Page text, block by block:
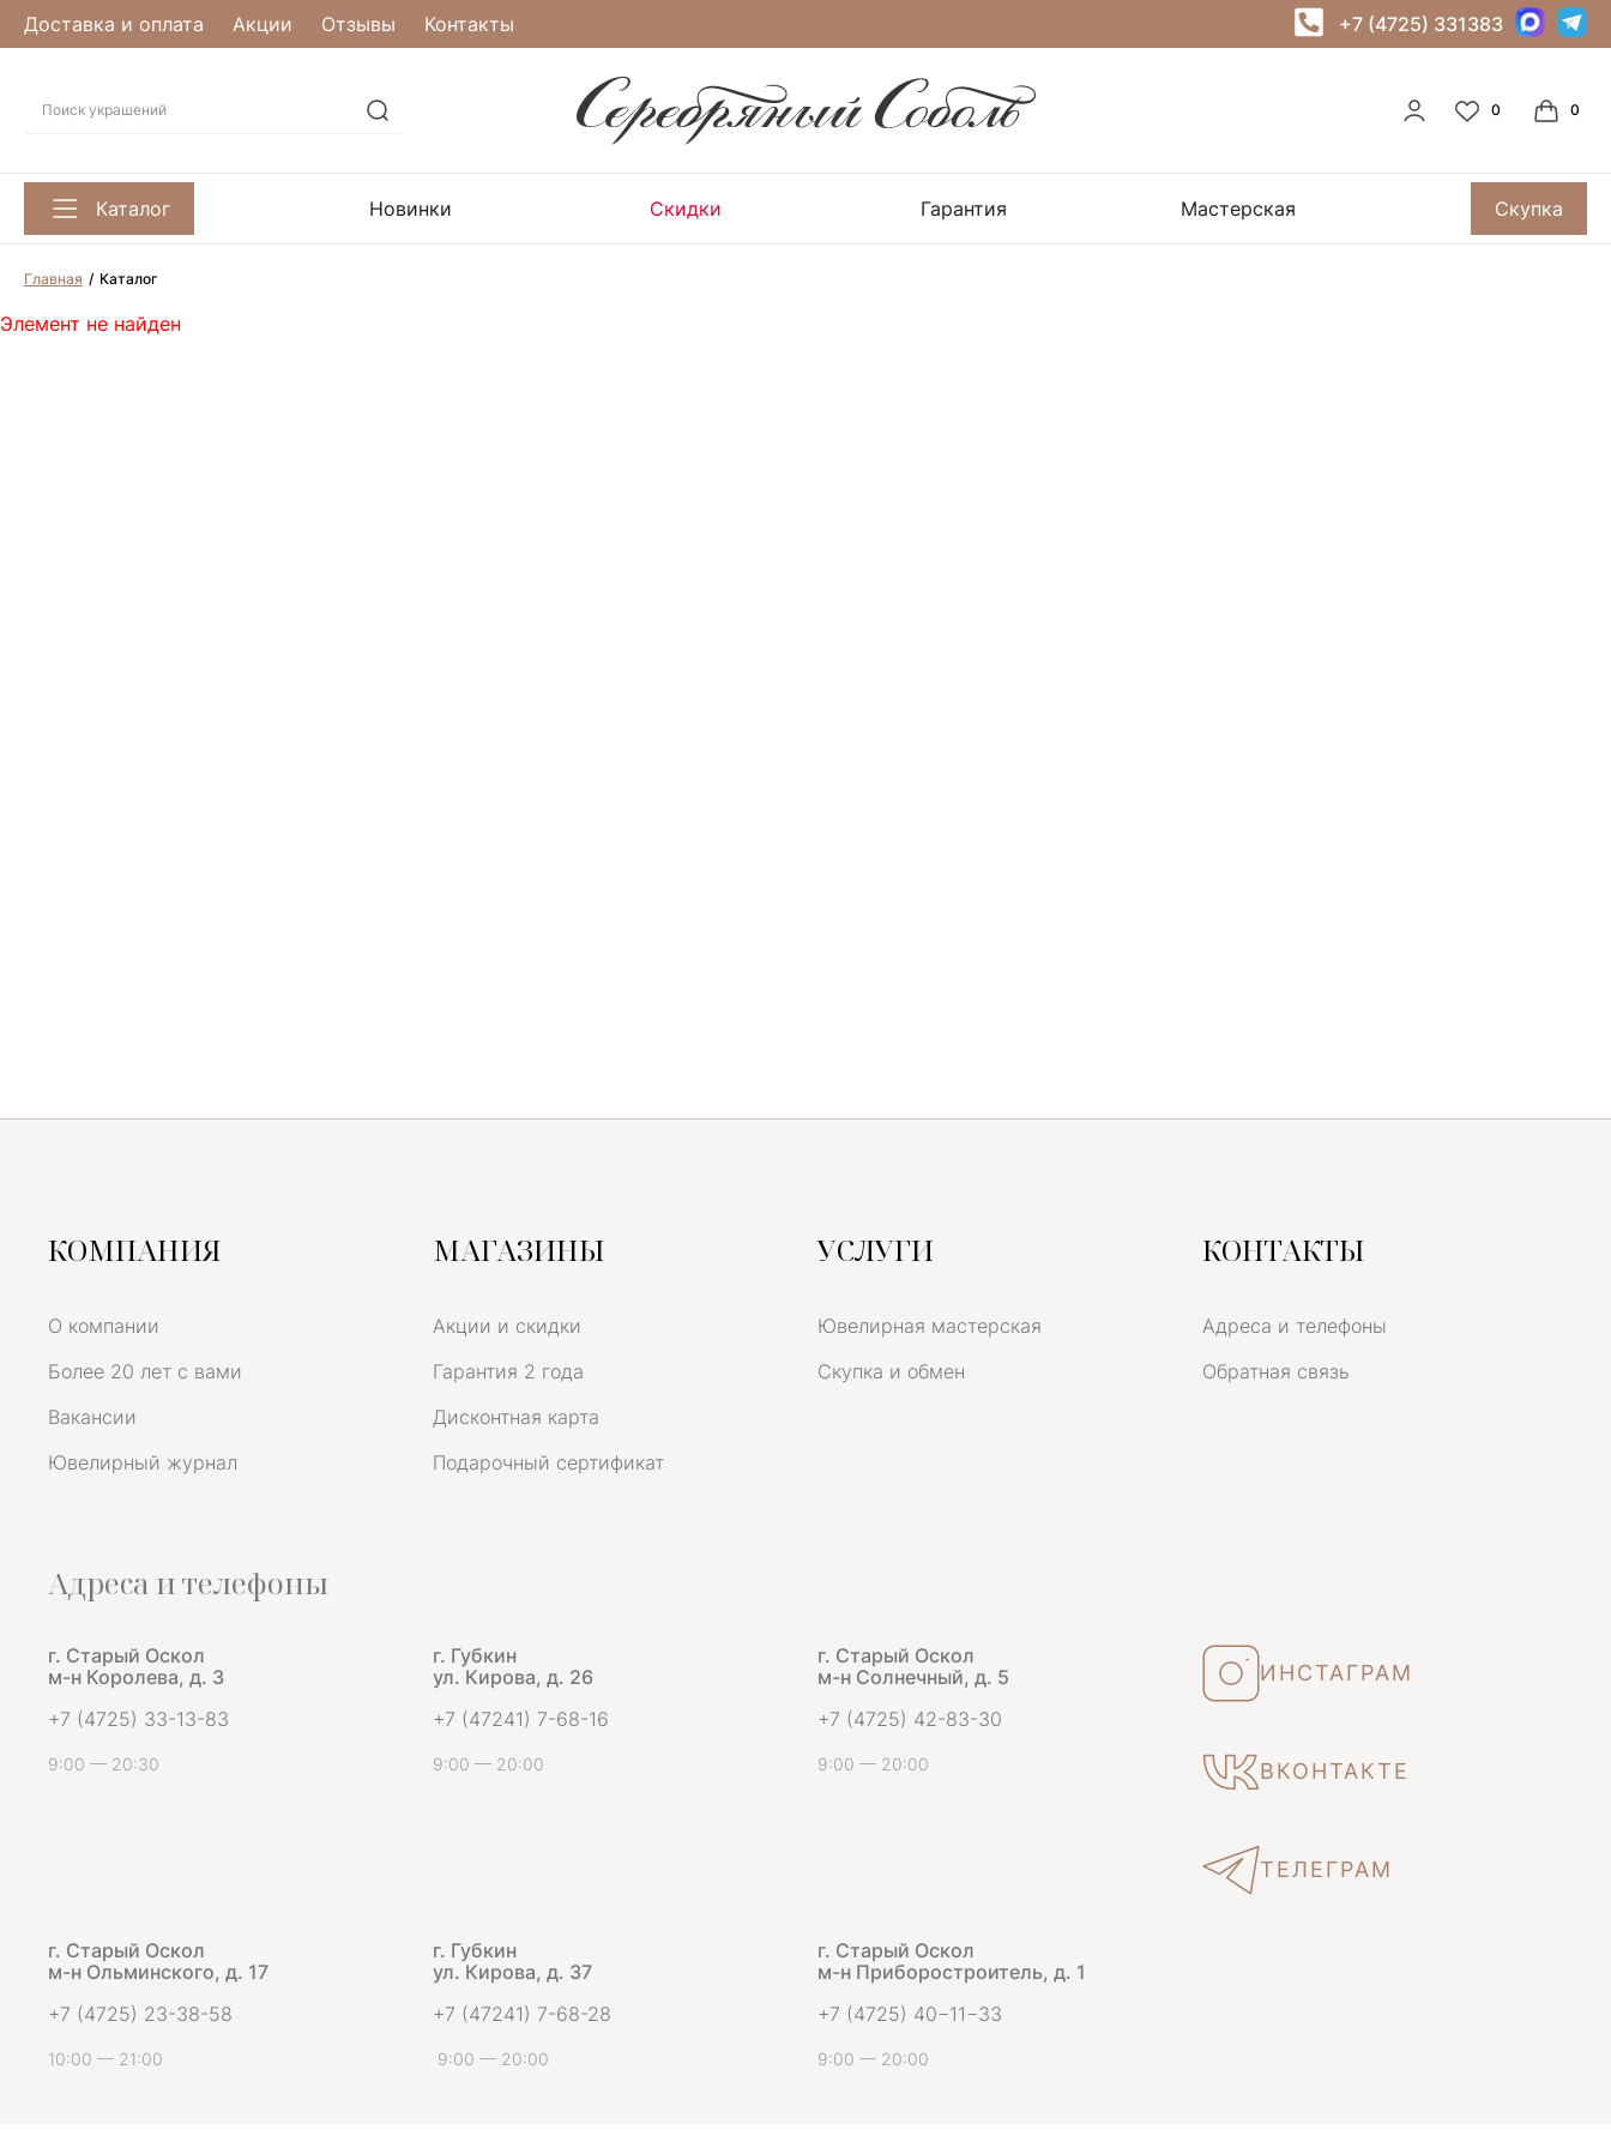
Доставка и оплата Акции Отзывы Контакты +7 (4725) 331383
Каталог Новинки Скидки Гарантия Мастерская Скупка
Главная Каталог
Элемент не найден
КОМПАНИЯ
О компании
Более 20 лет с вами
Вакансии
Ювелирный журнал
МАГАЗИНЫ
Акции и скидки
Гарантия 2 года
Дисконтная карта
Подарочный сертификат
УСЛУГИ
Ювелирная мастерская
Скупка и обмен
КОНТАКТЫ
Адреса и телефоны
Обратная связь
Адреса и телефоны
г. Старый Оскол
м-н Королева, д. 3
+7 (4725) 33-13-83
9:00 — 20:30
г. Губкин
ул. Кирова, д. 26
+7 (47241) 7-68-16
9:00 — 20:00
г. Старый Оскол
м-н Солнечный, д. 5
+7 (4725) 42-83-30
9:00 — 20:00
ИНСТАГРАМ
ВКОНТАКТЕ
ТЕЛЕГРАМ
г. Старый Оскол
м-н Ольминского, д. 17
+7 (4725) 23-38-58
10:00 — 21:00
г. Губкин
ул. Кирова, д. 37
+7 (47241) 7-68-28
9:00 — 20:00
г. Старый Оскол
м-н Приборостроитель, д. 1
+7 (4725) 40−11−33
9:00 — 20:00